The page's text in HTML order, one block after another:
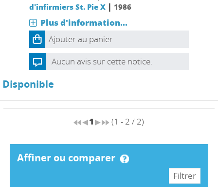
d'infirmiers St. Pie X| 1986
Plus d'information...
Ajouter au panier
Aucun avis sur cette notice.
Disponible
1 (1 - 2 / 2)
affiner ou comparer